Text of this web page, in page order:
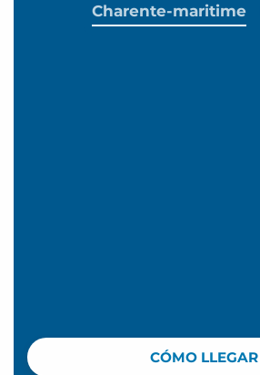
CÓMO LLEGAR
Charente-maritime